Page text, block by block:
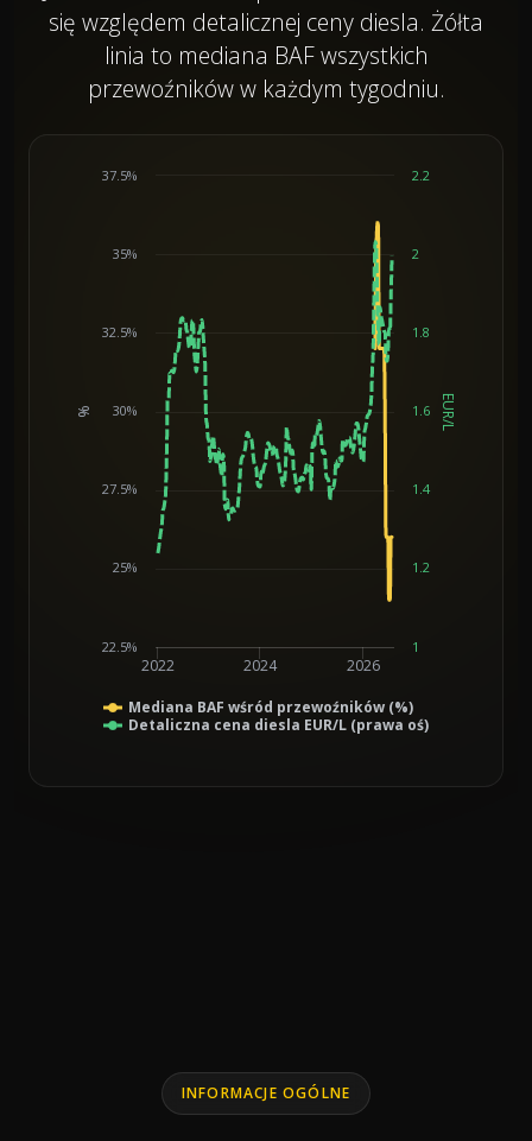
się względem detalicznej ceny diesla. Żółta
linia to mediana BAF wszystkich
przewoźników w każdym tygodniu.
Line chart with 2 lines.
% EUR/L
Mediana BAF wśród przewoźników (%)
Detaliczna cena diesla EUR/L (prawa oś)
2022 2024 2026
22.5%
25%
27.5%
30%
32.5%
35%
37.5%
1
1.2
1.4
1.6
1.8
2
2.2
INFORMACJE OGÓLNE